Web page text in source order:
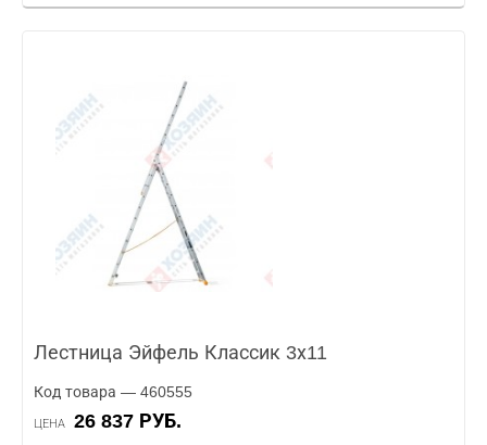
Лестница Эйфель Классик 3х11
Код товара — 460555
ЦЕНА 26 837 РУБ.